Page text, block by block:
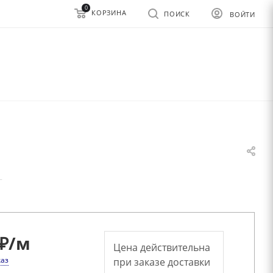
ВОЙТИ
ПОИСК
0
КОРЗИНА
/м
Цена действительна
при заказе доставки